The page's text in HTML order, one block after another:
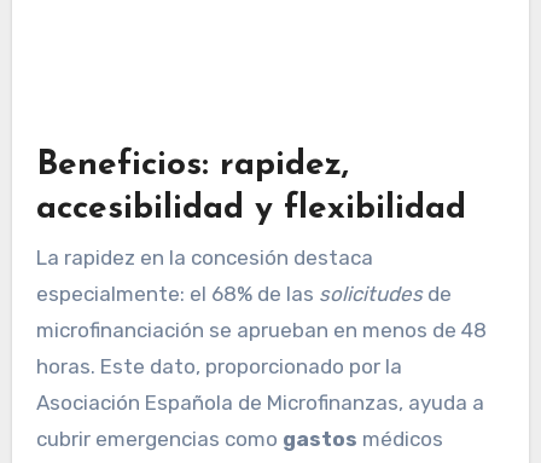
Beneficios: rapidez,
accesibilidad y flexibilidad
La rapidez en la concesión destaca
especialmente: el 68% de las solicitudesde
microfinanciación se aprueban en menos de 48
horas. Este dato, proporcionado por la
Asociación Española de Microfinanzas, ayuda a
cubrir emergencias como gastos médicos